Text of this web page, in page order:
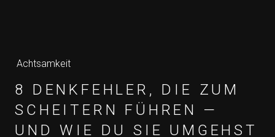
Achtsamkeit
8 DENKFEHLER, DIE ZUM
SCHEITERN FÜHREN —
UND WIE DU SIE UMGEHST